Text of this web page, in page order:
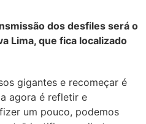
dos desfiles será o
Lima, que fica localizado
gigantes e recomeçar é
agora é refletir e
um pouco, podemos